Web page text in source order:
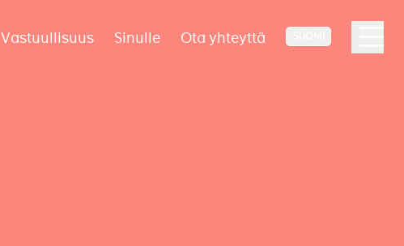
Vastuullisuus Sinulle Ota yhteyttä